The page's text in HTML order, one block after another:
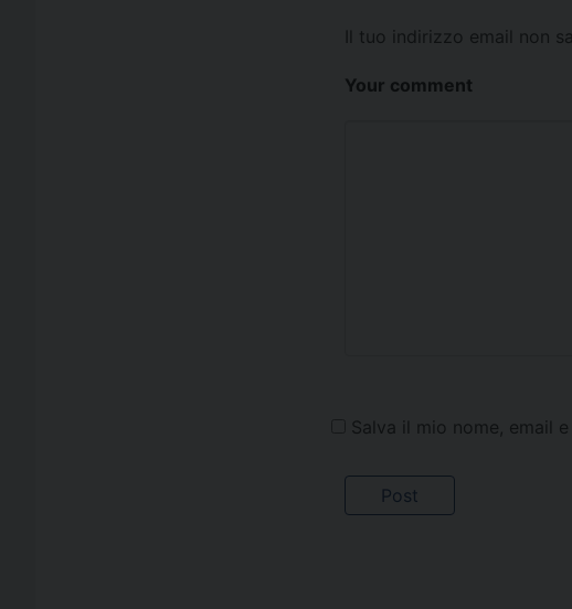
Il tuo indirizzo email non
Your comment
Salva il mio nome, email